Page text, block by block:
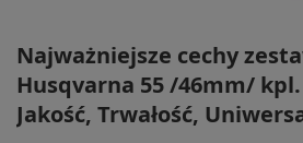
Najważniejsze cechy
Husqvarna 55 /46mm/ kpl.
Jakość, Trwałość,